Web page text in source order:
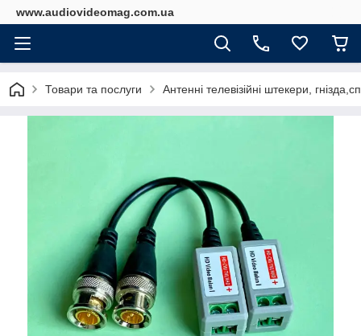
www.audiovideomag.com.ua
Товари та послуги Антенні телевізійні штекери,